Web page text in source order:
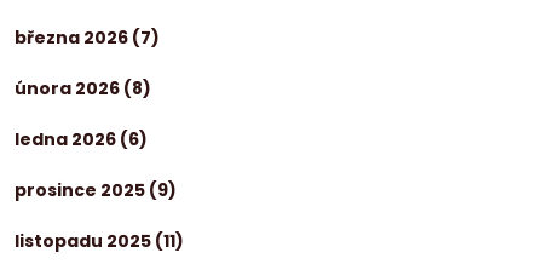
března 2026 (7)
února 2026 (8)
ledna 2026 (6)
prosince 2025 (9)
listopadu 2025 (11)